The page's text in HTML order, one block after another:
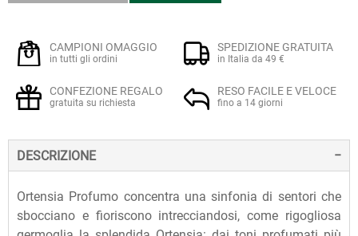
CAMPIONI OMAGGIO
in tutti gli ordini
SPEDIZIONE GRATUITA
in Italia da 49 €
CONFEZIONE REGALO
gratuita su richiesta
RESO FACILE E VELOCE
fino a 14 giorni
DESCRIZIONE
Ortensia Profumo concentra una sinfonia di sentori che
sbocciano e fioriscono intrecciandosi, come rigogliosa